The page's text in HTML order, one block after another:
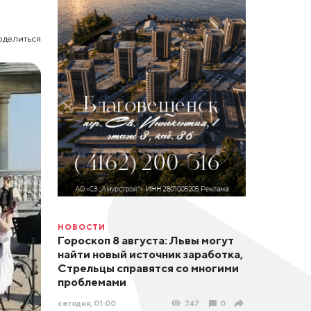
НОВОСТИ
Гороскоп 8 августа: Львы могут
найти новый источник заработка,
Стрельцы справятся со многими
проблемами
сегодня, 01:00 747 0